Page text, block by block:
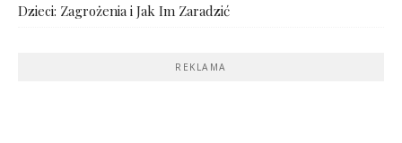
Dzieci: Zagrożenia i Jak Im Zaradzić
REKLAMA